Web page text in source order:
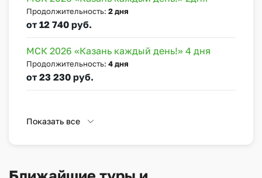
Продолжительность: 2 дня
от 12 740 руб.
МСК 2026 «Казань каждый день!» 4 дня
Продолжительность: 4 дня
от 23 230 руб.
Показать все